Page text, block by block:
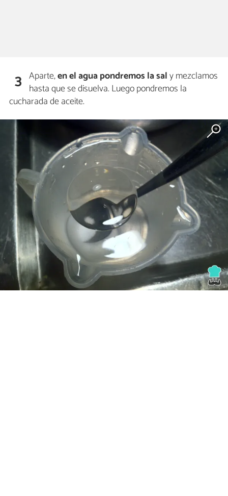
3 Aparte,en el agua pondremos la saly mezclamos
hasta que se disuelva. Luego pondremos la
cucharada de aceite.